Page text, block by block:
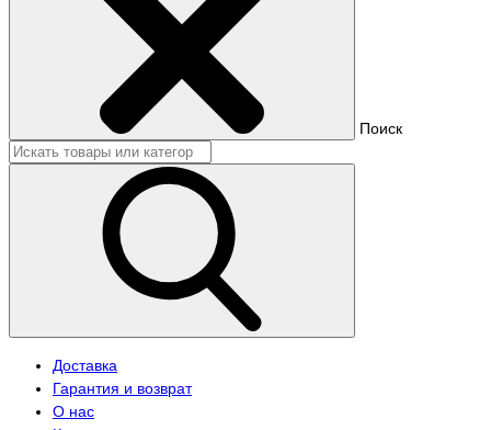
Поиск
Доставка
Гарантия и возврат
О нас